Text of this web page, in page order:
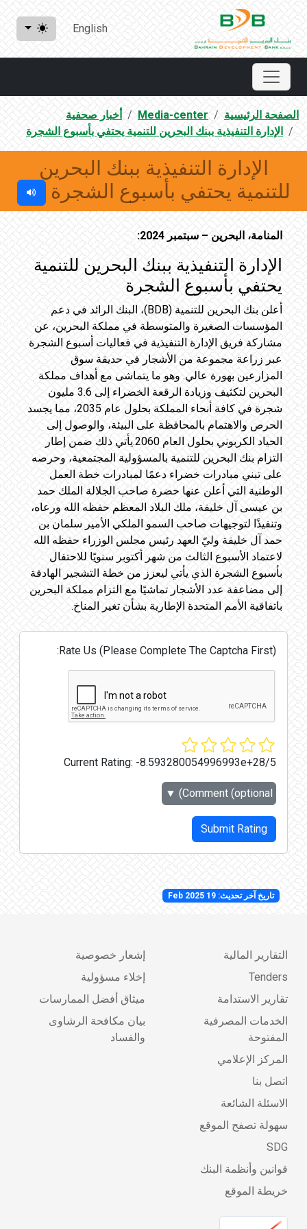
English
الصفحة الرئيسية Media-center
أخبار صحفية
ﺍﻹﺩﺍﺭﺓ ﺍﻟﺘﻨﻔﻴﺬﻳﺔ ﺑﺒﻨﻚ ﺍﻟﺒﺤﺮﻳﻦ ﻟﻠﺘﻨﻤﻴﺔ ﻳﺤﺘﻔﻲ ﺑﺄﺳﺒﻮﻉ ﺍﻟﺸﺠﺮﺓ
ﺍﻹﺩﺍﺭﺓ ﺍﻟﺘﻨﻔﻴﺬﻳﺔ ﺑﺒﻨﻚ ﺍﻟﺒﺤﺮﻳﻦ
ﻟﻠﺘﻨﻤﻴﺔ ﻳﺤﺘﻔﻲ ﺑﺄﺳﺒﻮﻉ ﺍﻟﺸﺠﺮﺓ
المنامة، البحرين – سبتمبر 2024:
ﺍﻹﺩﺍﺭﺓ ﺍﻟﺘﻨﻔﻴﺬﻳﺔ ﺑﺒﻨﻚ ﺍﻟﺒﺤﺮﻳﻦ ﻟﻠﺘﻨﻤﻴﺔ
ﻳﺤﺘﻔﻲ ﺑﺄﺳﺒﻮﻉ ﺍﻟﺸﺠﺮﺓ
ﺃﻋﻠﻦ ﺑﻨﻚ ﺍﻟﺒﺤﺮﻳﻦ ﻟﻠﺘﻨﻤﻴﺔ (BDB)، ﺍﻟﺒﻨﻚ ﺍﻟﺮﺍﺋﺪ ﻓﻲ ﺩﻋﻢ
ﺍﻟﻤﺆﺳﺴﺎﺕ ﺍﻟﺼﻐﻴﺮﺓ ﻭﺍﻟﻤﺘﻮﺳﻄﺔ ﻓﻲ ﻣﻤﻠﻜﺔ ﺍﻟﺒﺤﺮﻳﻦ، ﻋﻦ
ﻣﺸﺎﺭﻛﺔ ﻓﺮﻳﻖ ﺍﻹﺩﺍﺭﺓ ﺍﻟﺘﻨﻔﻴﺬﻳﺔ ﻓﻲ ﻓﻌﺎﻟﻴﺎﺕ ﺃﺳﺒﻮﻉ ﺍﻟﺸﺠﺮﺓ
ﻋﺒﺮ ﺯﺭﺍﻋﺔ ﻣﺠﻤﻮﻋﺔ ﻣﻦ ﺍﻷﺷﺠﺎﺭ ﻓﻲ ﺣﺪﻳﻘﺔ ﺳﻮﻕ
ﺍﻟﻤﺰﺍﺭﻋﻴﻦ ﺑﻬﻮﺭﺓ ﻋﺎﻟﻲ. ﻭﻫﻮ ﻣﺎ ﻳﺘﻤﺎﺷﻰ ﻣﻊ ﺃﻫﺪﺍﻑ ﻣﻤﻠﻜﺔ
ﺍﻟﺒﺤﺮﻳﻦ ﻟﺘﻜﺜﻴﻒ ﻭﺯﻳﺎﺩﺓ ﺍﻟﺮﻗﻌﺔ ﺍﻟﺨﻀﺮﺍﺀ ﺇﻟﻰ 3.6 ﻣﻠﻴﻮﻥ
ﺷﺠﺮﺓ ﻓﻲ ﻛﺎﻓﺔ ﺃﻧﺤﺎﺀ ﺍﻟﻤﻤﻠﻜﺔ ﺑﺤﻠﻮﻝ ﻋﺎﻡ 2035، ﻣﻤﺎ ﻳﺠﺴﺪ
ﺍﻟﺤﺮﺹ ﻭﺍﻻﻫﺘﻤﺎﻡ ﺑﺎﻟﻤﺤﺎﻓﻈﺔ ﻋﻠﻰ ﺍﻟﺒﻴﺌﺔ، ﻭﺍﻟﻮﺻﻮﻝ ﺇﻟﻰ
ﺍﻟﺤﻴﺎﺩ ﺍﻟﻜﺮﺑﻮﻧﻲ ﺑﺤﻠﻮﻝ ﺍﻟﻌﺎﻡ 2060.ﻳﺄﺗﻲ ﺫﻟﻚ ﺿﻤﻦ ﺇﻃﺎﺭ
ﺍﻟﺘﺰﺍﻡ ﺑﻨﻚ ﺍﻟﺒﺤﺮﻳﻦ ﻟﻠﺘﻨﻤﻴﺔ ﺑﺎﻟﻤﺴﺆﻭﻟﻴﺔ ﺍﻟﻤﺠﺘﻤﻌﻴﺔ، ﻭﺣﺮﺻﻪ
ﻋﻠﻰ ﺗﺒﻨﻲ ﻣﺒﺎﺩﺭﺍﺕ ﺧﻀﺮﺍﺀ ﺩﻋﻤًﺎ ﻟﻤﺒﺎﺩﺭﺍﺕ ﺧﻄﺔ ﺍﻟﻌﻤﻞ
ﺍﻟﻮﻃﻨﻴﺔ ﺍﻟﺘﻲ ﺃﻋﻠﻦ ﻋﻨﻬﺎ ﺣﻀﺮﺓ ﺻﺎﺣﺐ ﺍﻟﺠﻼﻟﺔ ﺍﻟﻤﻠﻚ ﺣﻤﺪ
ﺑﻦ ﻋﻴﺴﻰ ﺁﻝ ﺧﻠﻴﻔﺔ، ﻣﻠﻚ ﺍﻟﺒﻼﺩ ﺍﻟﻤﻌﻈﻢ ﺣﻔﻈﻪ ﺍﻟﻠﻪ ﻭﺭﻋﺎﻩ،
ﻭﺗﻨﻔﻴﺬًﺍ ﻟﺘﻮﺟﻴﻬﺎﺕ ﺻﺎﺣﺐ ﺍﻟﺴﻤﻮ ﺍﻟﻤﻠﻜﻲ ﺍﻷﻣﻴﺮ ﺳﻠﻤﺎﻥ ﺑﻦ
ﺣﻤﺪ ﺁﻝ ﺧﻠﻴﻔﺔ ﻭﻟﻲّ ﺍﻟﻌﻬﺪ ﺭﺋﻴﺲ ﻣﺠﻠﺲ ﺍﻟﻮﺯﺭﺍﺀ ﺣﻔﻈﻪ ﺍﻟﻠﻪ
ﻻﻋﺘﻤﺎﺩ ﺍﻷﺳﺒﻮﻉ ﺍﻟﺜﺎﻟﺚ ﻣﻦ ﺷﻬﺮ ﺃﻛﺘﻮﺑﺮ ﺳﻨﻮﻳًﺎ ﻟﻼﺣﺘﻔﺎﻝ
ﺑﺄﺳﺒﻮﻉ ﺍﻟﺸﺠﺮﺓ ﺍﻟﺬﻱ ﻳﺄﺗﻲ ﻟﻴﻌﺰﺯ ﻣﻦ ﺧﻄﺔ ﺍﻟﺘﺸﺠﻴﺮ ﺍﻟﻬﺎﺩﻓﺔ
ﺇﻟﻰ ﻣﻀﺎﻋﻔﺔ ﻋﺪﺩ ﺍﻷﺷﺠﺎﺭ ﺗﻤﺎﺷﻴًﺎ ﻣﻊ ﺍﻟﺘﺰﺍﻡ ﻣﻤﻠﻜﺔ ﺍﻟﺒﺤﺮﻳﻦ
ﺑﺎﺗﻔﺎﻗﻴﺔ ﺍﻷﻣﻢ ﺍﻟﻤﺘﺤﺪﺓ ﺍﻹﻃﺎﺭﻳﺔ ﺑﺸﺄﻥ ﺗﻐﻴﺮ ﺍﻟﻤﻨﺎﺥ.
Rate Us (Please Complete The Captcha First):
Current Rating: -8.593280054996993e+28/5
Comment (optional)
▼
Submit Rating
تاريخ آخر تحديث: 19 Feb 2025
التقارير المالية
Tenders
تقارير الاستدامة
الخدمات المصرفية
المفتوحة
المركز الإعلامي
اتصل بنا
الاسئلة الشائعة
سهولة تصفح الموقع
SDG
قوانين وأنظمة البنك
خريطة الموقع
إشعار خصوصية
إخلاء مسؤولية
ميثاق أفضل الممارسات
بيان مكافحة الرشاوى
والفساد